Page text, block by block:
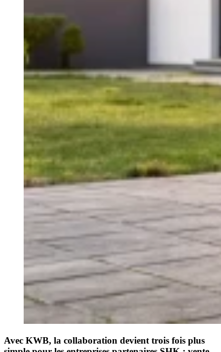
Avec KWB, la collaboration devient trois fois plus